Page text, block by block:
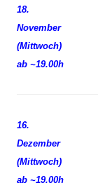
18.
November
(Mittwoch)
ab ~19.00h
16.
Dezember
(Mittwoch)
ab ~19.00h